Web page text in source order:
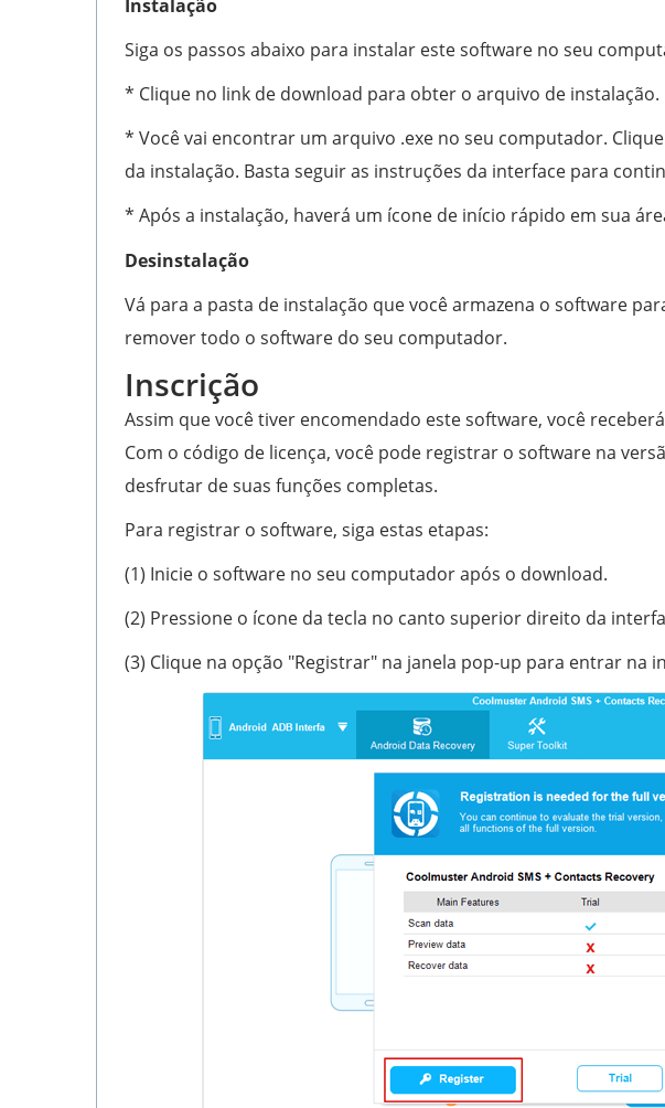
Instalação
Siga os passos abaixo para instalar este software no seu
* Clique no link de download para obter o arquivo de instalação.
* Você vai encontrar um arquivo .exe no seu computador.
da instalação. Basta seguir as instruções da interface para
* Após a instalação, haverá um ícone de início rápido em sua
Desinstalação
Vá para a pasta de instalação que você armazena o software
remover todo o software do seu computador.
Inscrição
Assim que você tiver encomendado este software, você
Com o código de licença, você pode registrar o software na
desfrutar de suas funções completas.
Para registrar o software, siga estas etapas:
(1) Inicie o software no seu computador após o download.
(2) Pressione o ícone da tecla no canto superior direito da
(3) Clique na opção "Registrar" na janela pop-up para entrar na